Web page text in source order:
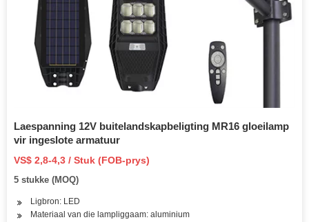
Laespanning 12V buitelandskapbeligting MR16 gloeilamp
vir ingeslote armatuur
VS$ 2,8-4,3 / Stuk (FOB-prys)
5 stukke (MOQ)
Ligbron: LED
Materiaal van die lampliggaam: aluminium